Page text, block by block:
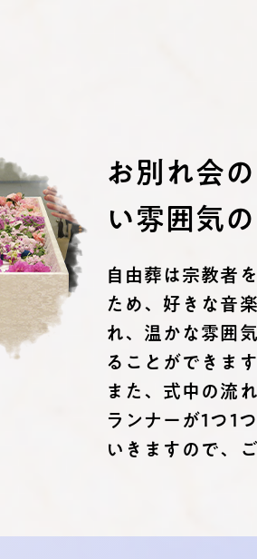
お別れ会
い雰囲気
自由葬は宗教者
ため、好きな音
れ、温かな雰囲
ることができます
また、式中の流
ランナーが1つ1
いきますので、